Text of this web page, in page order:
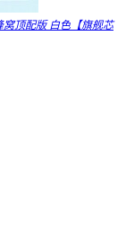
窝顶配版 白色【旗舰芯